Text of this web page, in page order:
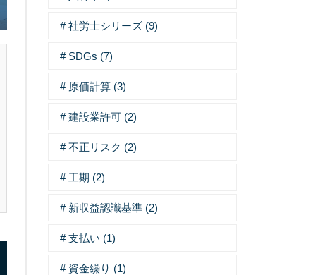
社労士シリーズ (9)
SDGs (7)
原価計算 (3)
建設業許可 (2)
不正リスク (2)
工期 (2)
新収益認識基準 (2)
支払い (1)
資金繰り (1)